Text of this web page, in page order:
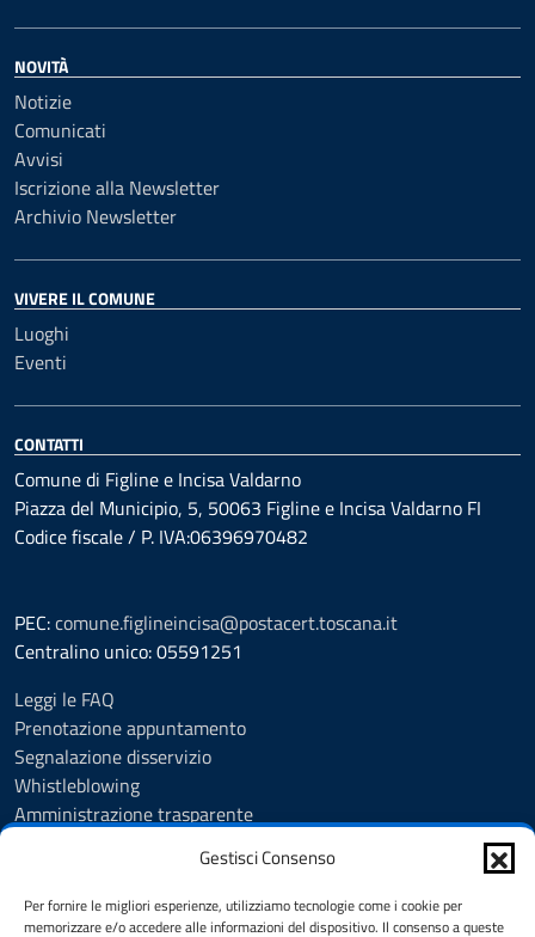
Gestisci Consenso
Per fornire le migliori esperienze, utilizziamo tecnologie come i cookie per
memorizzare e/o accedere alle informazioni del dispositivo. Il consenso a queste
NOVITÀ
Notizie
Comunicati
Avvisi
Iscrizione alla Newsletter
Archivio Newsletter
VIVERE IL COMUNE
Luoghi
Eventi
CONTATTI
Comune di Figline e Incisa Valdarno
Piazza del Municipio, 5, 50063 Figline e Incisa Valdarno FI
Codice fiscale / P. IVA:06396970482
PEC:comune.figlineincisa@postacert.toscana.it
Centralino unico: 05591251
Leggi le FAQ
Prenotazione appuntamento
Segnalazione disservizio
Whistleblowing
Amministrazione trasparente
Albo Pretorio
Cookie Policy